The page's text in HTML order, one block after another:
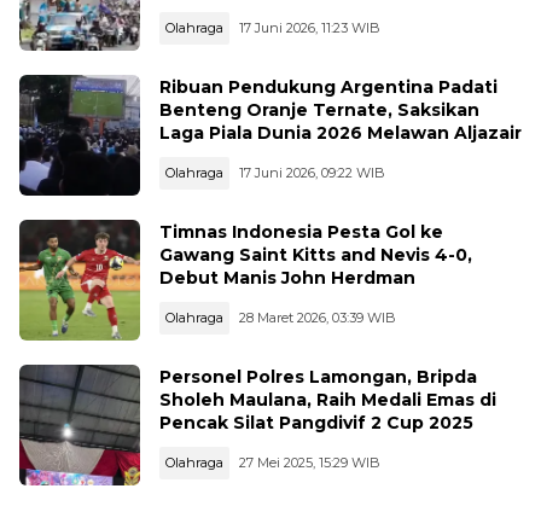
Olahraga 17 Juni 2026, 11:23 WIB
Ribuan Pendukung Argentina Padati
Benteng Oranje Ternate, Saksikan
Laga Piala Dunia 2026 Melawan Aljazair
Olahraga 17 Juni 2026, 09:22 WIB
Timnas Indonesia Pesta Gol ke
Gawang Saint Kitts and Nevis 4-0,
Debut Manis John Herdman
Olahraga 28 Maret 2026, 03:39 WIB
Personel Polres Lamongan, Bripda
Sholeh Maulana, Raih Medali Emas di
Pencak Silat Pangdivif 2 Cup 2025
Olahraga 27 Mei 2025, 15:29 WIB